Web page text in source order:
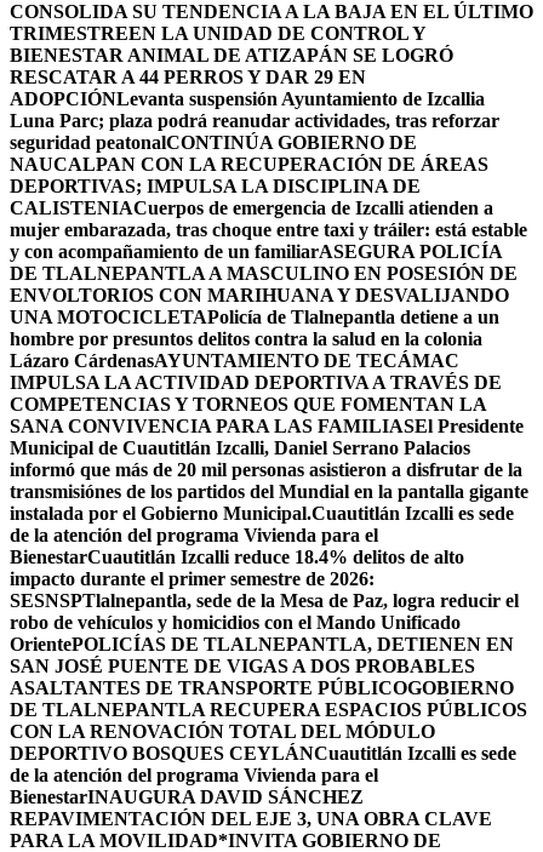
CONSOLIDA SU TENDENCIA A LA BAJA EN EL ÚLTIMO
TRIMESTREEN LA UNIDAD DE CONTROL Y
BIENESTAR ANIMAL DE ATIZAPÁN SE LOGRÓ
RESCATAR A 44 PERROS Y DAR 29 EN
ADOPCIÓNLevanta suspensión Ayuntamiento de Izcallia
Luna Parc; plaza podrá reanudar actividades, tras reforzar
seguridad peatonalCONTINÚA GOBIERNO DE
NAUCALPAN CON LA RECUPERACIÓN DE ÁREAS
DEPORTIVAS; IMPULSA LA DISCIPLINA DE
CALISTENIACuerpos de emergencia de Izcalli atienden a
mujer embarazada, tras choque entre taxi y tráiler: está estable
y con acompañamiento de un familiarASEGURA POLICÍA
DE TLALNEPANTLA A MASCULINO EN POSESIÓN DE
ENVOLTORIOS CON MARIHUANA Y DESVALIJANDO
UNA MOTOCICLETAPolicía de Tlalnepantla detiene a un
hombre por presuntos delitos contra la salud en la colonia
Lázaro CárdenasAYUNTAMIENTO DE TECÁMAC
IMPULSA LA ACTIVIDAD DEPORTIVA A TRAVÉS DE
COMPETENCIAS Y TORNEOS QUE FOMENTAN LA
SANA CONVIVENCIA PARA LAS FAMILIASEl Presidente
Municipal de Cuautitlán Izcalli, Daniel Serrano Palacios
informó que más de 20 mil personas asistieron a disfrutar de la
transmisiónes de los partidos del Mundial en la pantalla gigante
instalada por el Gobierno Municipal.Cuautitlán Izcalli es sede
de la atención del programa Vivienda para el
BienestarCuautitlán Izcalli reduce 18.4% delitos de alto
impacto durante el primer semestre de 2026:
SESNSPTlalnepantla, sede de la Mesa de Paz, logra reducir el
robo de vehículos y homicidios con el Mando Unificado
OrientePOLICÍAS DE TLALNEPANTLA, ​DETIENEN EN
SAN JOSÉ PUENTE DE VIGAS A DOS PROBABLES
ASALTANTES DE TRANSPORTE PÚBLICOGOBIERNO
DE TLALNEPANTLA RECUPERA ESPACIOS PÚBLICOS
CON LA RENOVACIÓN TOTAL DEL MÓDULO
DEPORTIVO BOSQUES CEYLÁNCuautitlán Izcalli es sede
de la atención del programa Vivienda para el
BienestarINAUGURA DAVID SÁNCHEZ
REPAVIMENTACIÓN DEL EJE 3, UNA OBRA CLAVE
PARA LA MOVILIDAD*INVITA GOBIERNO DE